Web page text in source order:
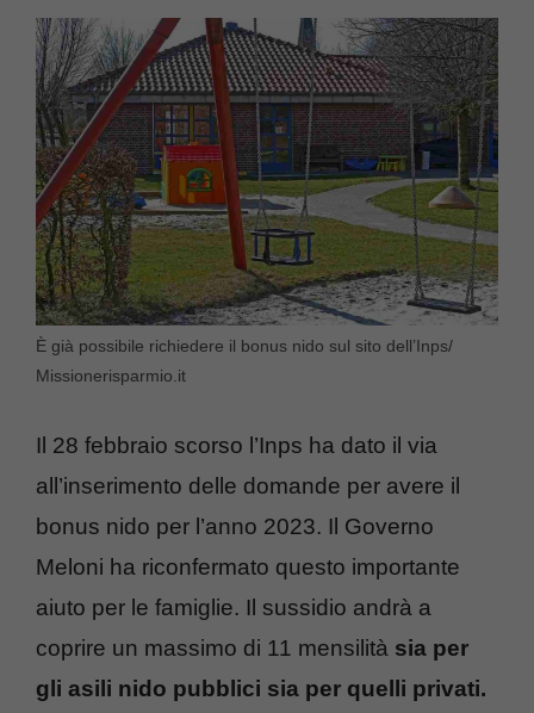
È già possibile richiedere il bonus nido sul sito dell’Inps/
Missionerisparmio.it
Il 28 febbraio scorso l’Inps ha dato il via
all’inserimento delle domande per avere il
bonus nido per l’anno 2023. Il Governo
Meloni ha riconfermato questo importante
aiuto per le famiglie. Il sussidio andrà a
coprire un massimo di 11 mensilità sia per
gli asili nido pubblici sia per quelli privati.